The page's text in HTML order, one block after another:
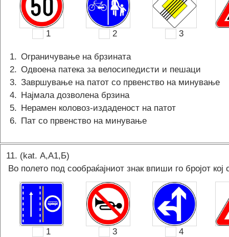
1 2 3
1. Ограничување на брзината
2. Одвоена патека за велосипедисти и пешаци
3. Завршување на патот со првенство на минување
4. Најмала дозволена брзина
5. Нерамен коловоз-издаденост на патот
6. Пат со првенство на минување
11. (kat. А,A1,Б)
Во полето под сообраќајниот знак впиши го бројот
1 3 4